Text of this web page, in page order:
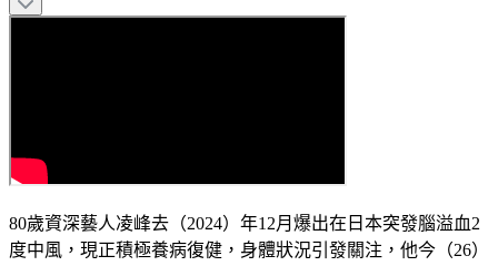
80歲資深藝人凌峰去（2024）年12月爆出在日本突發腦溢血2
度中風，現正積極養病復健，身體狀況引發關注，他今（26）